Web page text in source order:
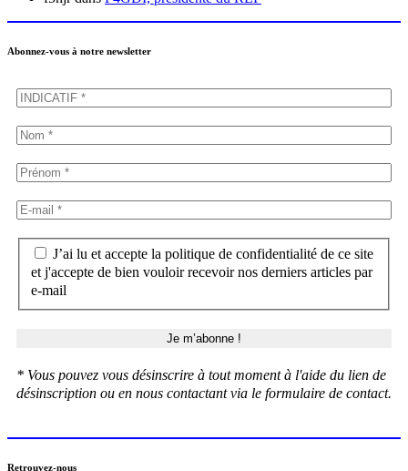
Abonnez-vous à notre newsletter
J’ai lu et accepte la politique de confidentialité de ce site
et j'accepte de bien vouloir recevoir nos derniers articles par
e-mail
* Vous pouvez vous désinscrire à tout moment à l'aide du lien de
désinscription ou en nous contactant via le formulaire de contact.
Retrouvez-nous